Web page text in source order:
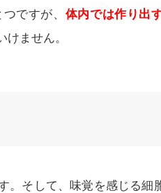
ですが、 体内では作り出
ません。
。そして、味覚を感じる細